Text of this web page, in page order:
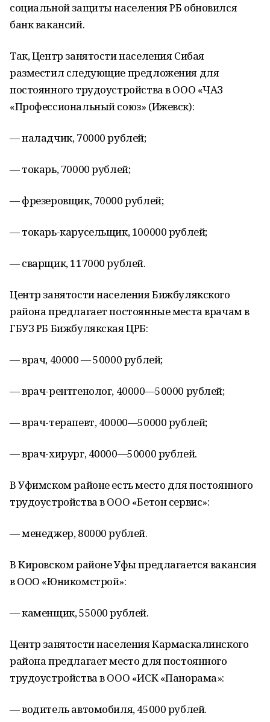
социальной защиты населения РБ обновился
банк вакансий.
Так, Центр занятости населения Сибая
разместил следующие предложения для
постоянного трудоустройства в ООО «ЧАЗ
«Профессиональный союз» (Ижевск):
— наладчик, 70000 рублей;
— токарь, 70000 рублей;
— фрезеровщик, 70000 рублей;
— токарь-карусельщик, 100000 рублей;
— сварщик, 117000 рублей.
Центр занятости населения Бижбулякского
района предлагает постоянные места врачам в
ГБУЗ РБ Бижбулякская ЦРБ:
— врач, 40000 — 50000 рублей;
— врач-рентгенолог, 40000—50000 рублей;
— врач-терапевт, 40000—50000 рублей;
— врач-хирург, 40000—50000 рублей.
В Уфимском районе есть место для постоянного
трудоустройства в ООО «Бетон сервис»:
— менеджер, 80000 рублей.
В Кировском районе Уфы предлагается вакансия
в ООО «Юникомстрой»:
— каменщик, 55000 рублей.
Центр занятости населения Кармаскалинского
района предлагает место для постоянного
трудоустройства в ООО «ИСК «Панорама»:
— водитель автомобиля, 45000 рублей.